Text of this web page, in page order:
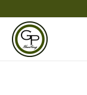
contenido